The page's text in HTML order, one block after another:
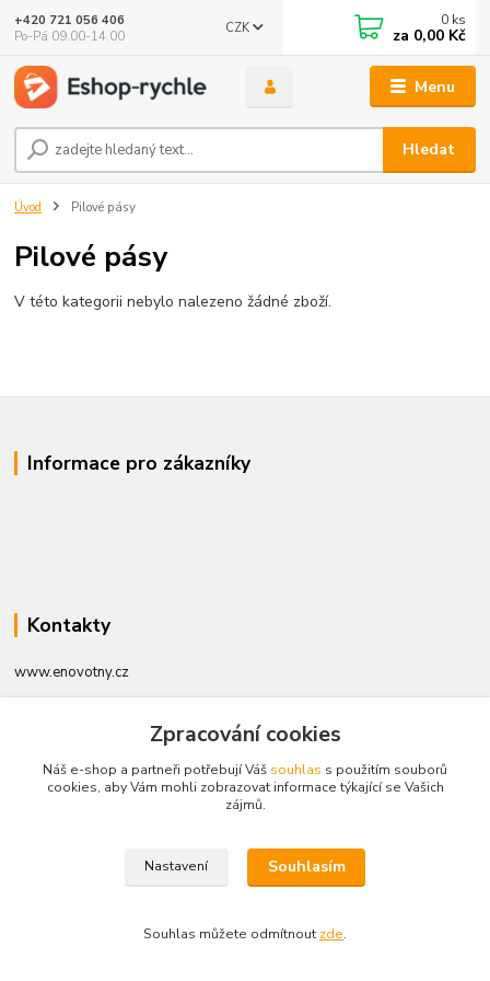
Menu
CZK
Hledat
+420 721 056 406
Po-Pá 09.00-14.00
0 ks
za 0,00 Kč
Úvod Pilové pásy
Pilové pásy
V této kategorii nebylo nalezeno žádné zboží.
Informace pro zákazníky
Kontakty
www.enovotny.cz
+420 721 056 406
jnovotny@ji.cz
Zpracování cookies
Náš e-shop a partneři potřebují Váš souhlas s použitím souborů
cookies, aby Vám mohli zobrazovat informace týkající se Vašich
zájmů.
Nastavení Souhlasím
Souhlas můžete odmítnout zde.